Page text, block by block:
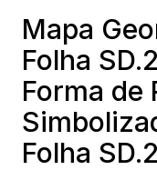
Mapa
Folha
Forma de
Folha